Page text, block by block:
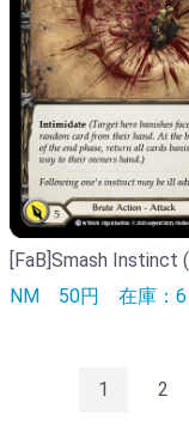
[FaB]Smash Instinct
NM 50円 在庫：6
1 2